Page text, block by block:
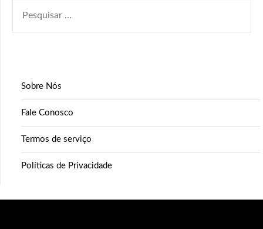
POR:
Sobre Nós
Fale Conosco
Termos de serviço
Políticas de Privacidade